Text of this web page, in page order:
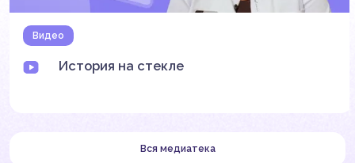
Видео
История на стекле
Вся медиатека